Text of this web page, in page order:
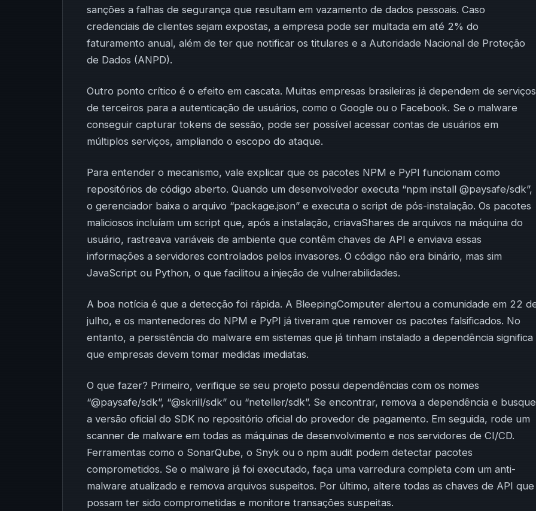
sanções a falhas de segurança que resultam em vazamento de dados pessoais. Caso
credenciais de clientes sejam expostas, a empresa pode ser multada em até 2% do
faturamento anual, além de ter que notificar os titulares e a Autoridade Nacional de Proteção
de Dados (ANPD).
Outro ponto crítico é o efeito em cascata. Muitas empresas brasileiras já dependem de serviços
de terceiros para a autenticação de usuários, como o Google ou o Facebook. Se o malware
conseguir capturar tokens de sessão, pode ser possível acessar contas de usuários em
múltiplos serviços, ampliando o escopo do ataque.
Para entender o mecanismo, vale explicar que os pacotes NPM e PyPI funcionam como
repositórios de código aberto. Quando um desenvolvedor executa “npm install @paysafe/sdk”,
o gerenciador baixa o arquivo “package.json” e executa o script de pós-instalação. Os pacotes
maliciosos incluíam um script que, após a instalação, criavaShares de arquivos na máquina do
usuário, rastreava variáveis de ambiente que contêm chaves de API e enviava essas
informações a servidores controlados pelos invasores. O código não era binário, mas sim
JavaScript ou Python, o que facilitou a injeção de vulnerabilidades.
A boa notícia é que a detecção foi rápida. A BleepingComputer alertou a comunidade em 22
julho, e os mantenedores do NPM e PyPI já tiveram que remover os pacotes falsificados. No
entanto, a persistência do malware em sistemas que já tinham instalado a dependência significa
que empresas devem tomar medidas imediatas.
O que fazer? Primeiro, verifique se seu projeto possui dependências com os nomes
“@paysafe/sdk”, “@skrill/sdk” ou “neteller/sdk”. Se encontrar, remova a dependência e busque
a versão oficial do SDK no repositório oficial do provedor de pagamento. Em seguida, rode um
scanner de malware em todas as máquinas de desenvolvimento e nos servidores de CI/CD.
Ferramentas como o SonarQube, o Snyk ou o npm audit podem detectar pacotes
comprometidos. Se o malware já foi executado, faça uma varredura completa com um anti-
malware atualizado e remova arquivos suspeitos. Por último, altere todas as chaves de API que
possam ter sido comprometidas e monitore transações suspeitas.